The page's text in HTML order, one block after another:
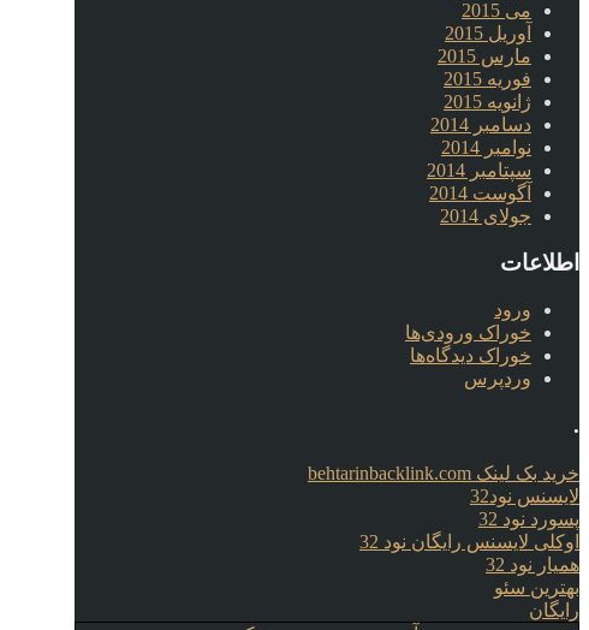
می 2015
آوریل 2015
مارس 2015
فوریه 2015
ژانویه 2015
دسامبر 2014
نوامبر 2014
سپتامبر 2014
آگوست 2014
جولای 2014
اطلاعات
ورود
خوراک ورودی‌ها
خوراک دیدگاه‌ها
وردپرس
.
خرید بک لینک behtarinbacklink.com
لایسنس نود32
پسورد نود 32
اوکلی لایسنس رایگان نود 32
همیار نود 32
بهترین سئو
رایگان